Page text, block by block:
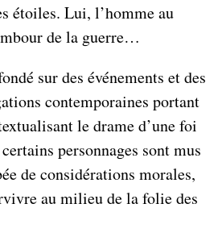
étoiles. Lui, l’homme au
de la guerre…
sur des événements et des
contemporaines portant
le drame d’une foi
personnages sont mus
de considérations morales,
au milieu de la folie des